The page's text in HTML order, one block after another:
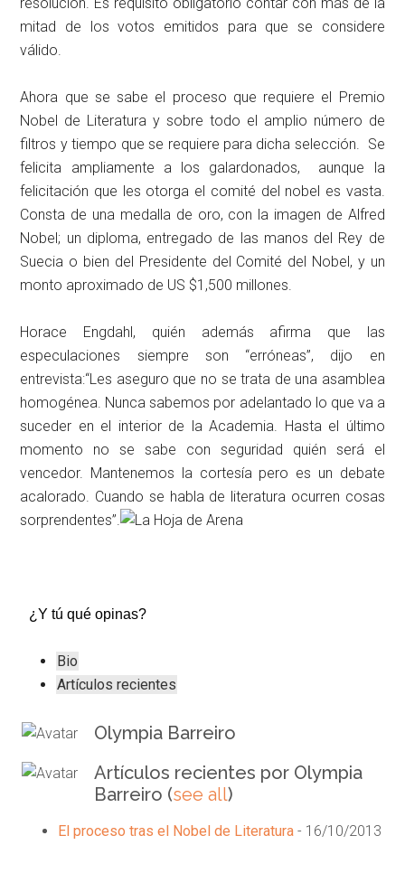
mitad de los votos emitidos para que se considere
válido.
Ahora que se sabe el proceso que requiere el Premio
Nobel de Literatura y sobre todo el amplio número de
filtros y tiempo que se requiere para dicha selección. Se
felicita ampliamente a los galardonados, aunque la
felicitación que les otorga el comité del nobel es vasta.
Consta de una medalla de oro, con la imagen de Alfred
Nobel; un diploma, entregado de las manos del Rey de
Suecia o bien del Presidente del Comité del Nobel, y un
monto aproximado de US $1,500 millones.
Horace Engdahl, quién además afirma que las
especulaciones siempre son “erróneas”, dijo en
entrevista:“Les aseguro que no se trata de una asamblea
homogénea. Nunca sabemos por adelantado lo que va a
suceder en el interior de la Academia. Hasta el último
momento no se sabe con seguridad quién será el
vencedor. Mantenemos la cortesía pero es un debate
acalorado. Cuando se habla de literatura ocurren cosas
sorprendentes”.
¿Y tú qué opinas?
The
following
tabs
content
Bio
Artículos recientes
Olympia Barreiro
Artículos recientes por Olympia
Barreiro (see all)
El proceso tras el Nobel de Literatura - 16/10/2013